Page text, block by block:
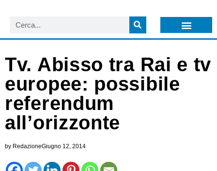
Tv. Abisso tra Rai e tv
europee: possibile
referendum
all’orizzonte
by RedazioneGiugno 12, 2014